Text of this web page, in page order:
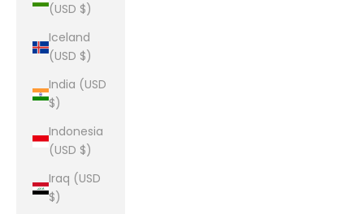
(USD $)
Iceland
(USD $)
India (USD
$)
Indonesia
(USD $)
Iraq (USD
$)